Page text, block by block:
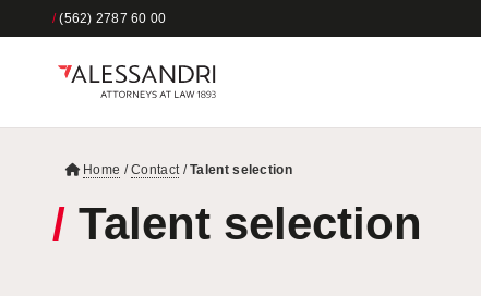
/(562) 2787 60 00
Home /Contact /Talent selection
/ Talent selection